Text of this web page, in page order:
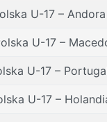
U-17 –
U-17 –
U-17 –
U-17 –